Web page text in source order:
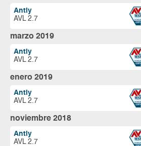
Antiy
AVL 2.7
marzo 2019
Antiy
AVL 2.7
enero 2019
Antiy
AVL 2.7
noviembre 2018
Antiy
AVL 2.7